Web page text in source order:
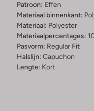
Patroon: Effen
Materiaal binnenkant:
Materiaal: Polyester
Materiaalpercentages:
Pasvorm: Regular Fit
Halslijn: Capuchon
Lengte: Kort